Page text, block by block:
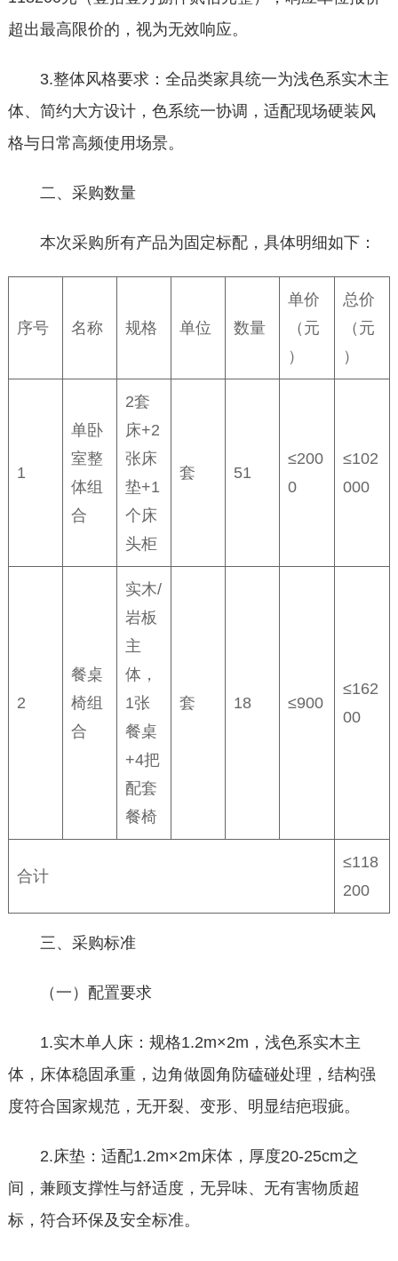
超出最高限价的，视为无效响应。
3.整体风格要求：全品类家具统一为浅色系实木主
体、简约大方设计，色系统一协调，适配现场硬装风
格与日常高频使用场景。
二、采购数量
本次采购所有产品为固定标配，具体明细如下：
序号 名称 规格 单位 数量
单价
（元
）
总价
（元
）
1
单卧
室整
体组
合
2套
床+2
张床
垫+1
个床
头柜
套 51
≤200
0
≤102
000
2
餐桌
椅组
合
实木/
岩板
主
体，
1张
餐桌
+4把
配套
餐椅
套 18 ≤900
≤162
00
合计
≤118
200
三、采购标准
（一）配置要求
1.实木单人床：规格1.2m×2m，浅色系实木主
体，床体稳固承重，边角做圆角防磕碰处理，结构强
度符合国家规范，无开裂、变形、明显结疤瑕疵。
2.床垫：适配1.2m×2m床体，厚度20-25cm之
间，兼顾支撑性与舒适度，无异味、无有害物质超
标，符合环保及安全标准。